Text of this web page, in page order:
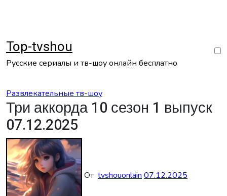
Top-tvshou
Русские сериалы и тв-шоу онлайн бесплатно
Развлекательные тв-шоу
Три аккорда 10 сезон 1 выпуск
07.12.2025
От tvshouonlain 07.12.2025